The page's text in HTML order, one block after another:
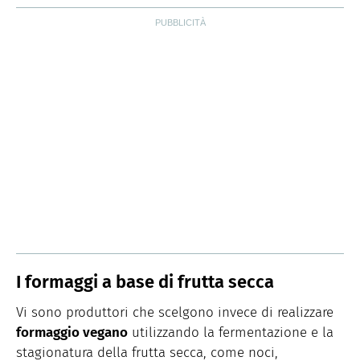
I formaggi a base di frutta secca
Vi sono produttori che scelgono invece di realizzare
formaggio vegano utilizzando la fermentazione e la
stagionatura della frutta secca, come noci,